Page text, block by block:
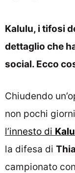
Kalulu, i tifosi
dettaglio che
social. Ecco
Chiudendo
non pochi
l’innesto di
la difesa di
campionato